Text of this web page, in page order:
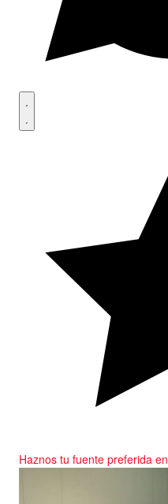
Haznos tu fuente preferida en